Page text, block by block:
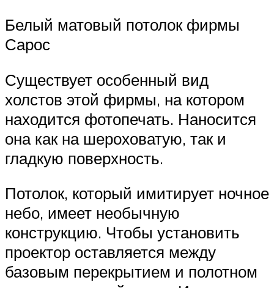
Белый матовый потолок фирмы
Сарос
Существует особенный вид
холстов этой фирмы, на котором
находится фотопечать. Наносится
она как на шероховатую, так и
гладкую поверхность.
Потолок, который имитирует ночное
небо, имеет необычную
конструкцию. Чтобы установить
проектор оставляется между
базовым перекрытием и полотном